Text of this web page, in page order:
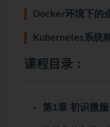
Docker环境下的
Kubernetes系统
课程目录：
第1章 初识微